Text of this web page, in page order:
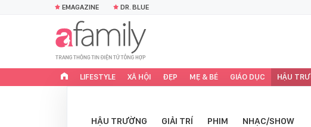
EMAGAZINE DR. BLUE
LIFESTYLE XÃ HỘI ĐẸP MẸ & BÉ GIÁO DỤC HẬU
HẬU TRƯỜNG GIẢI TRÍ PHIM NHẠC/SHOW